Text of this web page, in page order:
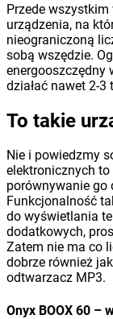
Przede
urządzenia, na
nieograniczoną
sobą wszędzie.
energooszczędny
działać nawet 2-3
To takie
Nie i powiedzmy
elektronicznych
porównywanie go
Funkcjonalność
do wyświetlania
dodatkowych,
Zatem nie ma co
dobrze również
odtwarzacz MP3.
Onyx BOOX 60 –